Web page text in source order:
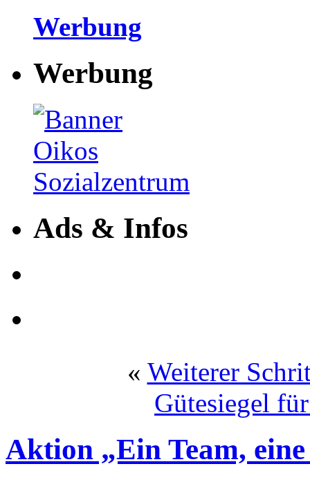
Werbung
Werbung
Ads & Infos
« Weiterer
Gütesiegel
Aktion „Ein Team,